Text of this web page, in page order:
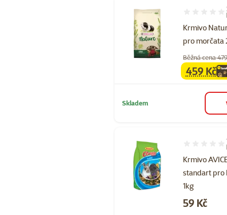
Krmivo
pro morčata
Hodnocení
Běžná cena
family
459 Kč
Skladem
Krmivo
standart
1kg
Hodnocení
Cena
59 Kč